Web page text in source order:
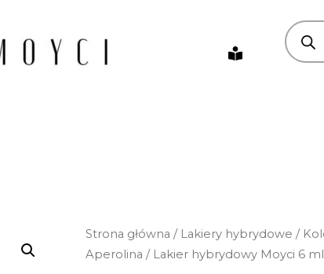
Strona główna / Lakiery hybrydowe /
Aperolina / Lakier hybrydowy Moyci 6 ml